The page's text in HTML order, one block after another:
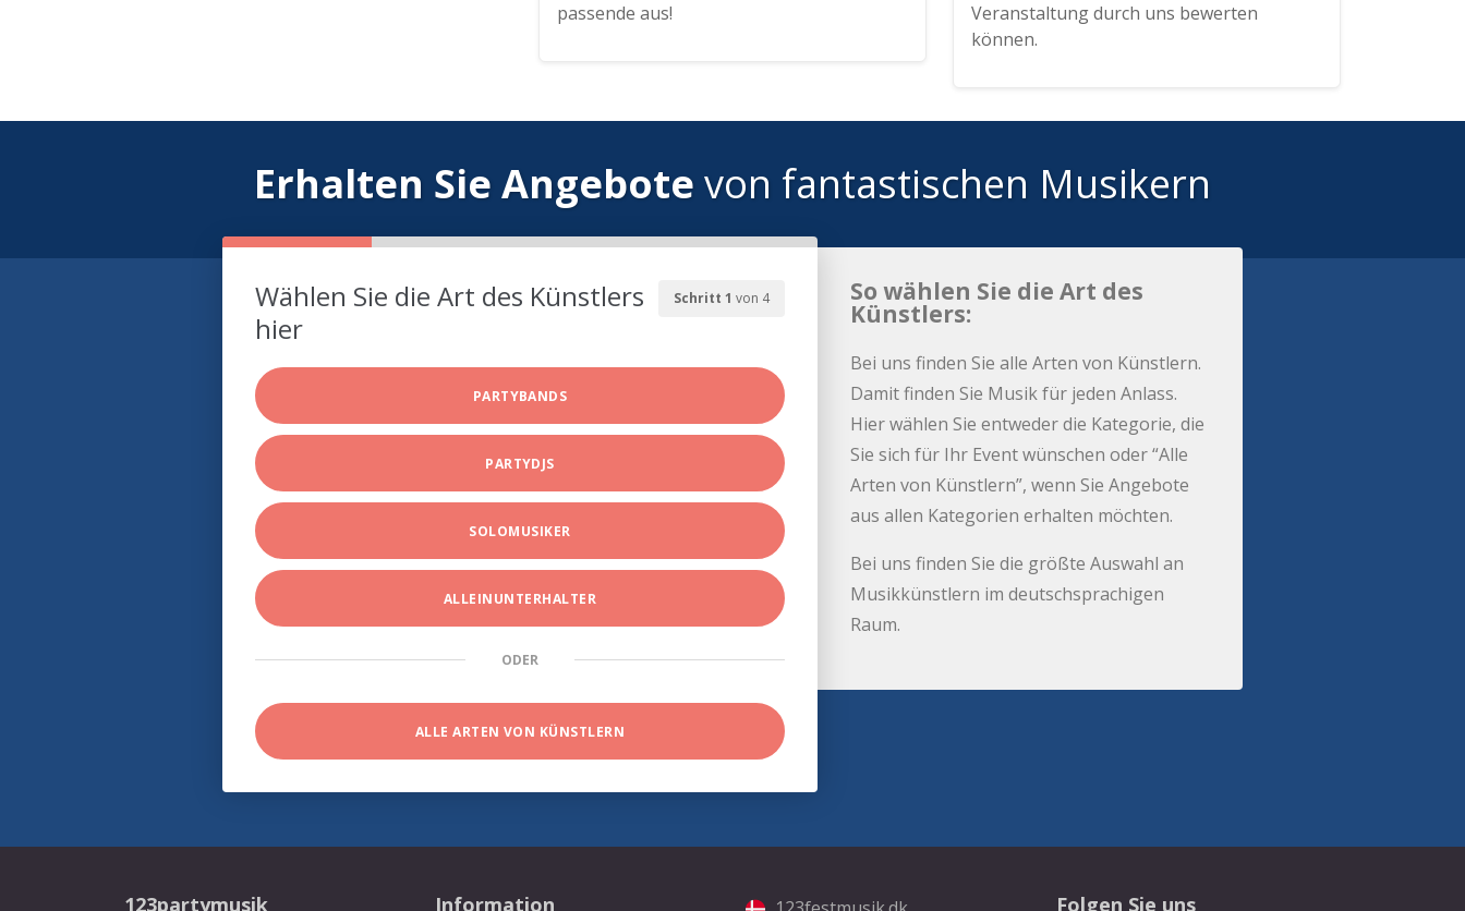
passende aus!
Veranstaltung durch uns bewerten
können.
Erhalten Sie Angebote von fantastischen Musikern
Schritt 1 von 4
Wählen Sie die Art des Künstlers
hier
PARTYBANDS
PARTYDJS
SOLOMUSIKER
ALLEINUNTERHALTER
ODER
ALLE ARTEN VON KÜNSTLERN
So wählen Sie die Art des
Künstlers:
Bei uns finden Sie alle Arten von Künstlern.
Damit finden Sie Musik für jeden Anlass.
Hier wählen Sie entweder die Kategorie, die
Sie sich für Ihr Event wünschen oder “Alle
Arten von Künstlern”, wenn Sie Angebote
aus allen Kategorien erhalten möchten.
Bei uns finden Sie die größte Auswahl an
Musikkünstlern im deutschsprachigen
Raum.
123partymusik Information Folgen Sie uns